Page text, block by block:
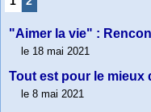
"Aimer la vie" :
le 18 mai 2021
Tout est pour le mieux
le 8 mai 2021